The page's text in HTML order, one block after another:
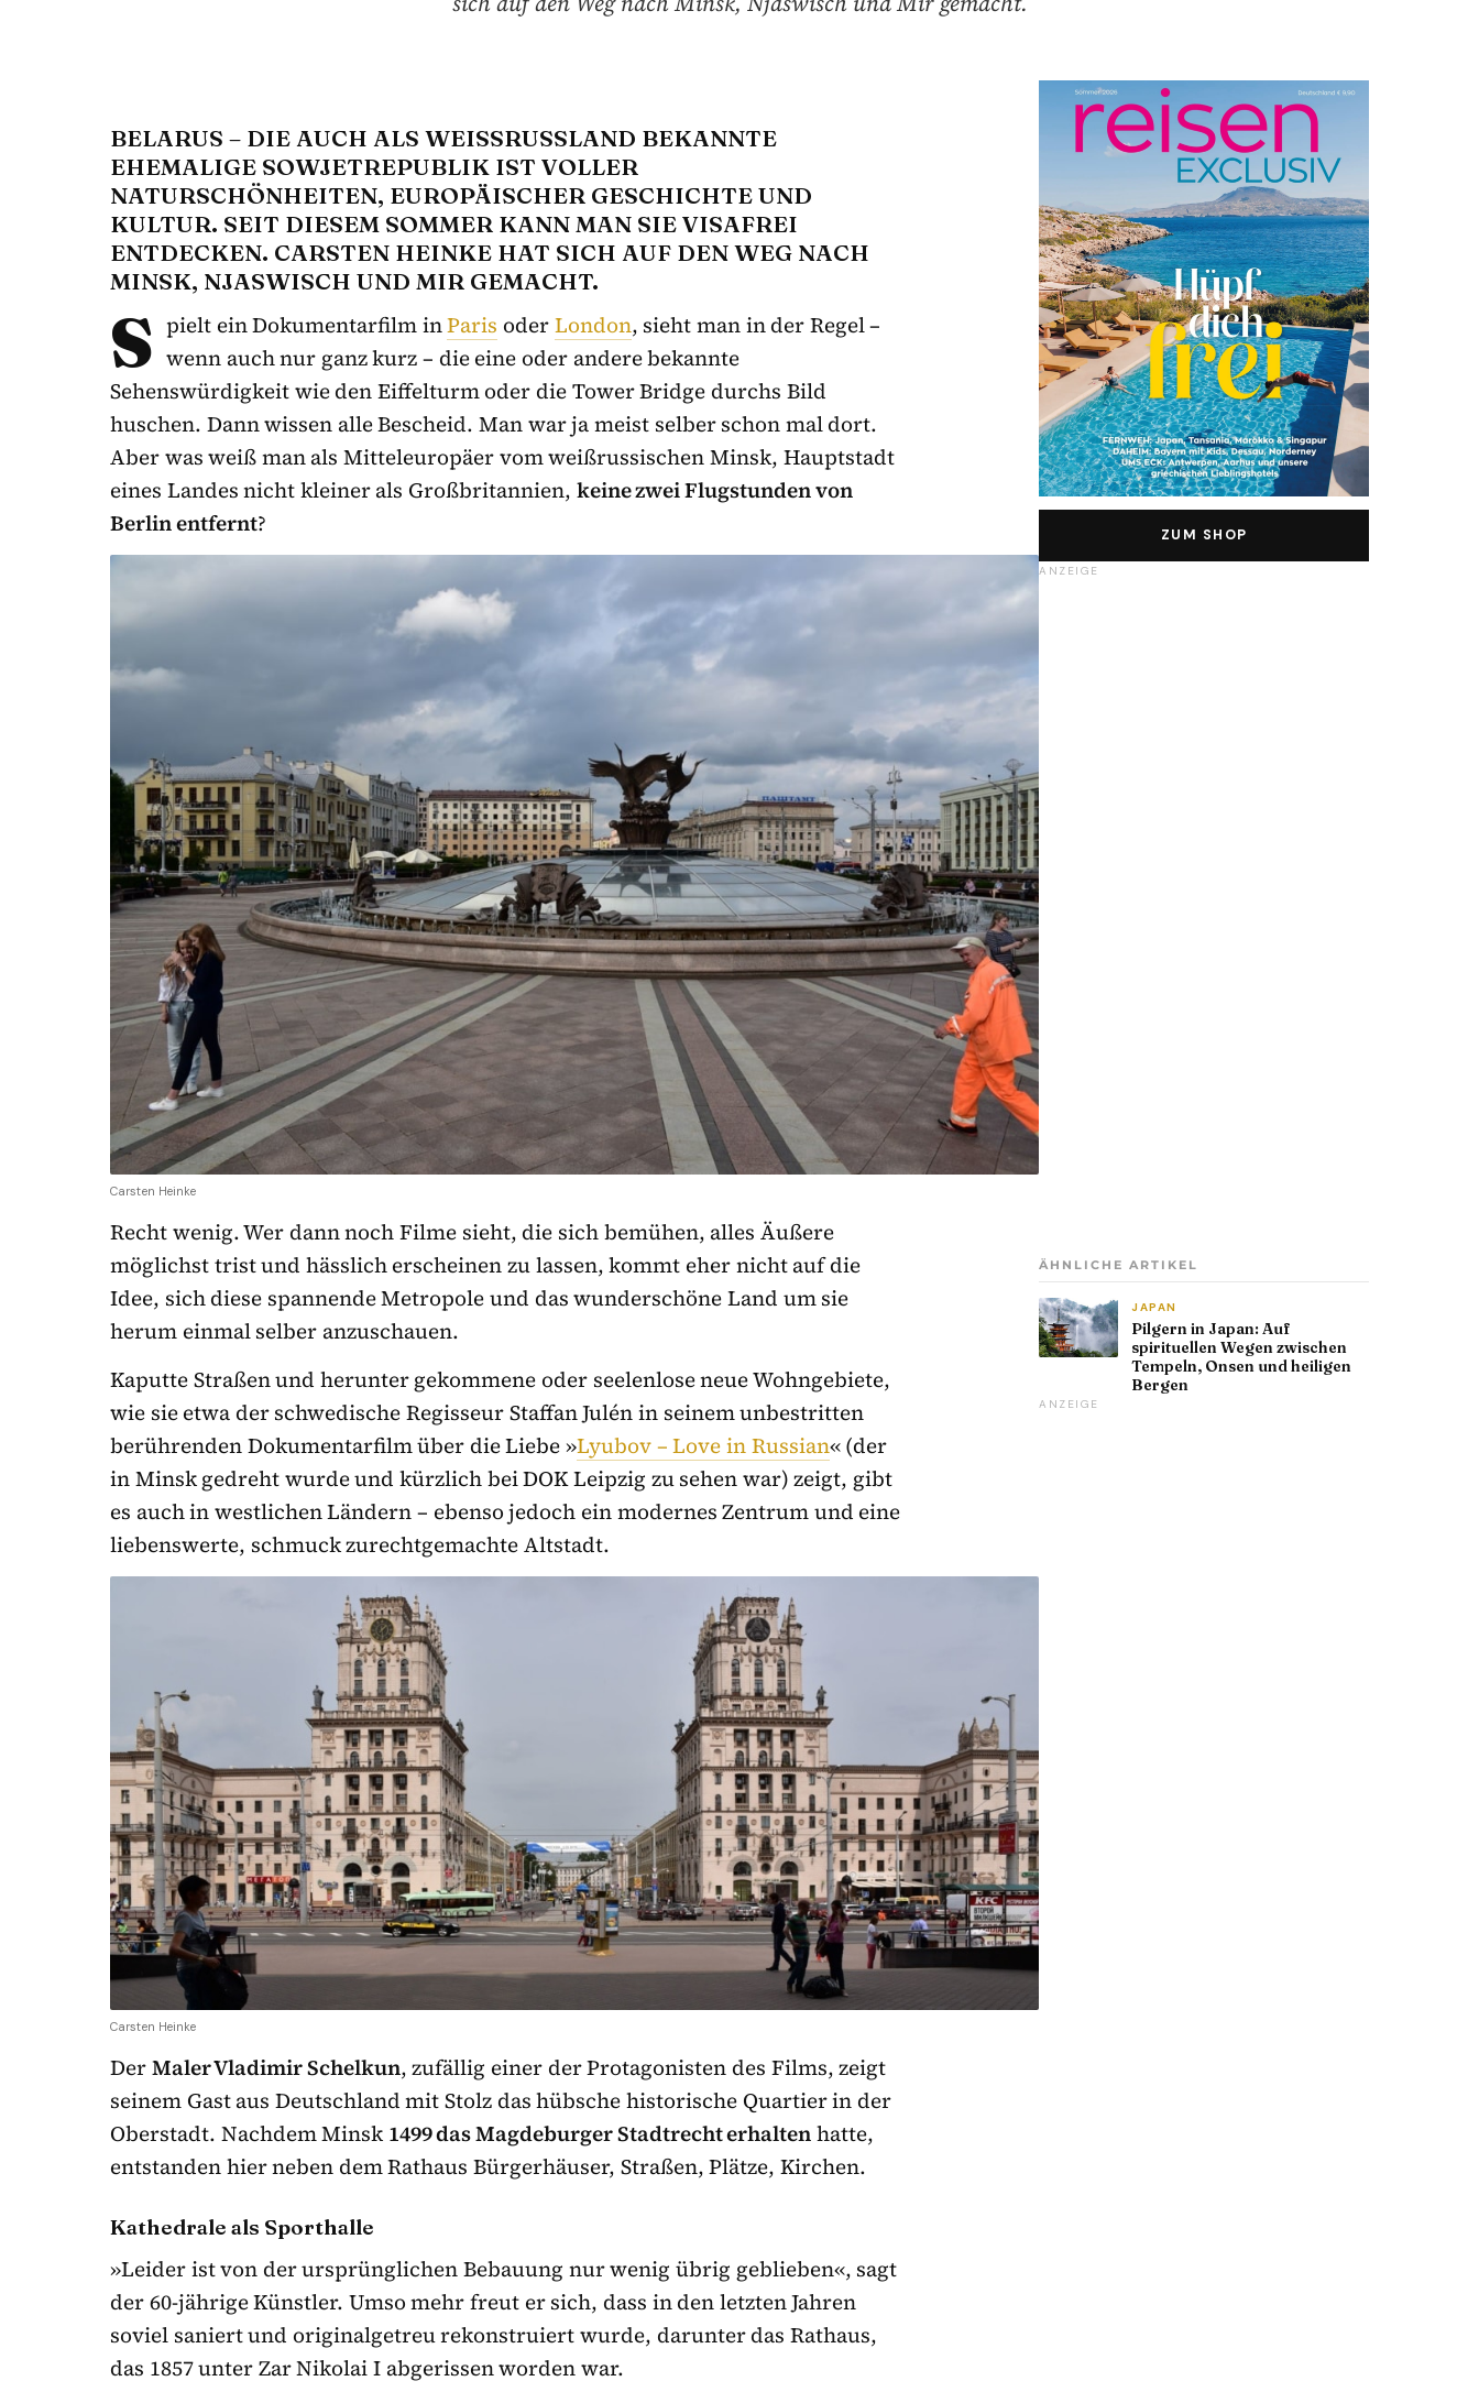
BELARUS – DIE AUCH ALS WEISSRUSSLAND BEKANNTE E
HEMALIGE SOWJETREPUBLIK IST VOLLER N
ATURSCHÖNHEITEN, EUROPÄISCHER GESCHICHTE UND K
ULTUR. SEIT DIESEM SOMMER KANN MAN SIE VISAFREI E
NTDECKEN. CARSTEN HEINKE HAT SICH AUF DEN WEG NACH M
INSK, NJASWISCH UND MIR GEMACHT.
S pielt ein Dokumentarfilm inParis oderLondon, sieht man in der Regel –
wenn auch nur ganz kurz – die eine oder andere bekannte
Sehenswürdigkeit wie den Eiffelturm oder die Tower Bridge durchs Bild
huschen. Dann wissen alle Bescheid. Man war ja meist selber schon mal dort.
Aber was weiß man als Mitteleuropäer vom weißrussischen Minsk, Hauptstadt
eines Landes nicht kleiner als Großbritannien, keine zwei Flugstunden von
Berlin entfernt?
Carsten Heinke
Recht wenig. Wer dann noch Filme sieht, die sich bemühen, alles Äußere
möglichst trist und hässlich erscheinen zu lassen, kommt eher nicht auf die
Idee, sich diese spannende Metropole und das wunderschöne Land um sie
herum einmal selber anzuschauen.
Kaputte Straßen und herunter gekommene oder seelenlose neue Wohngebiete,
wie sie etwa der schwedische Regisseur Staffan Julén in seinem unbestritten
berührenden Dokumentarfilm über die Liebe »Lyubov – Love in Russian« (der
in Minsk gedreht wurde und kürzlich bei DOK Leipzig zu sehen war) zeigt, gibt
es auch in westlichen Ländern – ebenso jedoch ein modernes Zentrum und eine
liebenswerte, schmuck zurechtgemachte Altstadt.
Carsten Heinke
DerMaler Vladimir Schelkun, zufällig einer der Protagonisten des Films, zeigt
seinem Gast aus Deutschland mit Stolz das hübsche historische Quartier in der
Oberstadt. Nachdem Minsk 1499 das Magdeburger Stadtrecht erhaltenhatte,
entstanden hier neben dem Rathaus Bürgerhäuser, Straßen, Plätze, Kirchen.
Kathedrale als Sporthalle
»Leider ist von der ursprünglichen Bebauung nur wenig übrig geblieben«, sagt
der 60-jährige Künstler. Umso mehr freut er sich, dass in den letzten Jahren
soviel saniert und originalgetreu rekonstruiert wurde, darunter das Rathaus,
das 1857 unter Zar Nikolai I abgerissen worden war.
ZUM SHOP
ANZEIGE
ÄHNLICHE ARTIKEL
JAPAN
Pilgern in Japan: Auf
spirituellen Wegen zwischen
Tempeln, Onsen und heiligen
Bergen
ANZEIGE